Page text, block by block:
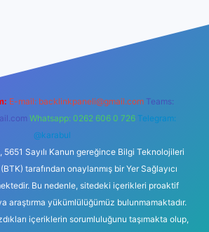
E-mail: backlinkpaneli@gmail.com Teams:
Whatsapp: 0262 606 0 726 Telegram:
@karabul
5651 Sayılı Kanun gereğince Bilgi Teknolojileri
tarafından onaylanmış bir Yer Sağlayıcı
Bu nedenle, sitedeki içerikleri proaktif
araştırma yükümlülüğümüz bulunmamaktadır.
içeriklerin sorumluluğunu taşımakta olup,